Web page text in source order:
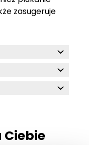
zasugeruje
Ciebie